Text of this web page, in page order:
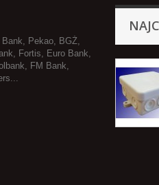
Pekao, BGŻ,
Fortis, Euro Bank,
FM Bank,